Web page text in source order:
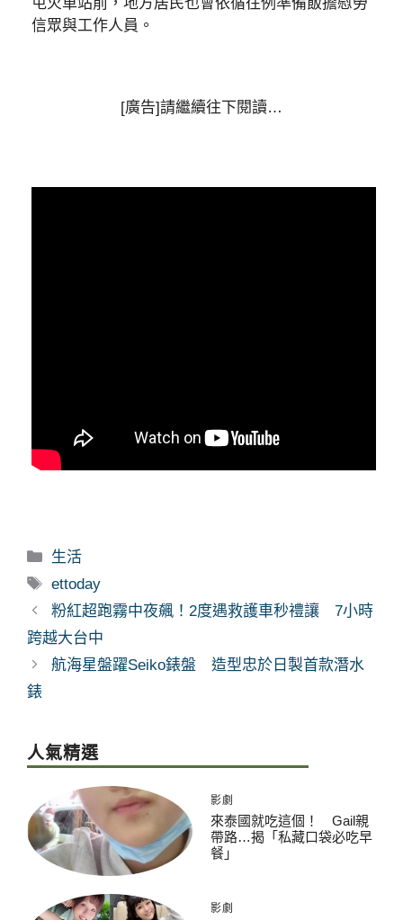
信眾與工作人員。
[廣告]請繼續往下閱讀…
分
類
生活
標
籤
ettoday
粉紅超跑霧中夜飆！2度遇救護車秒禮讓 7小時
跨越大台中
航海星盤躍Seiko錶盤 造型忠於日製首款潛水
錶
人氣精選
影劇
來泰國就吃這個！ Gail親
帶路…揭「私藏口袋必吃早
餐」
影劇